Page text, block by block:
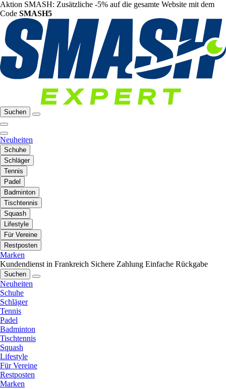
Aktion SMASH: Zusätzliche -5% auf die gesamte Website mit dem
Code SMASH5
Suchen
Neuheiten
Schuhe
Schläger
Tennis
Padel
Badminton
Tischtennis
Squash
Lifestyle
Für Vereine
Restposten
Marken
Kundendienst in Frankreich Sichere Zahlung Einfache Rückgabe
Suchen
Neuheiten
Schuhe
Schläger
Tennis
Padel
Badminton
Tischtennis
Squash
Lifestyle
Für Vereine
Restposten
Marken